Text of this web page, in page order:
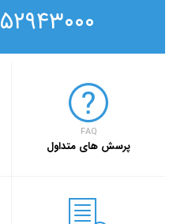
۵۲۹۴۳۰۰۰ ۰۲۱
FAQ
پرسش های متداول